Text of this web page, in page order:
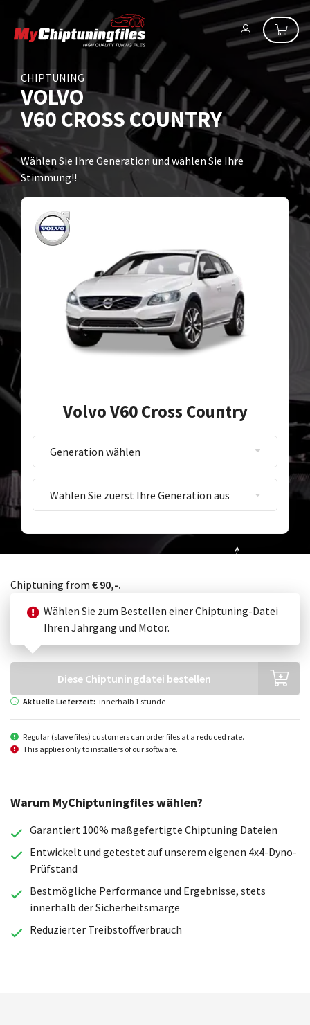
CHIPTUNING
VOLVO
V60 CROSS COUNTRY
Wählen Sie Ihre Generation und wählen Sie Ihre
Stimmung!!
Volvo V60 Cross Country
Wähle deine Generation
Chiptuning from€ 90,-.
Wählen Sie zum Bestellen einer Chiptuning-Datei
Ihren Jahrgang und Motor.
Diese Chiptuningdatei bestellen
Aktuelle Lieferzeit: innerhalb 1 stunde
Regular (slave files) customers can order files at a reduced rate.
This applies only to installers of our software.
Warum MyChiptuningfiles wählen?
Garantiert 100% maßgefertigte Chiptuning Dateien
Entwickelt und getestet auf unserem eigenen 4x4-Dyno-
Prüfstand
Bestmögliche Performance und Ergebnisse, stets
innerhalb der Sicherheitsmarge
Reduzierter Treibstoffverbrauch